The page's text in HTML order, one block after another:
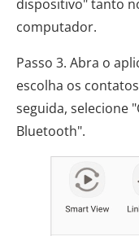
dispositivo" tanto
computador.
Passo 3. Abra o
escolha os
seguida, selecione
Bluetooth".